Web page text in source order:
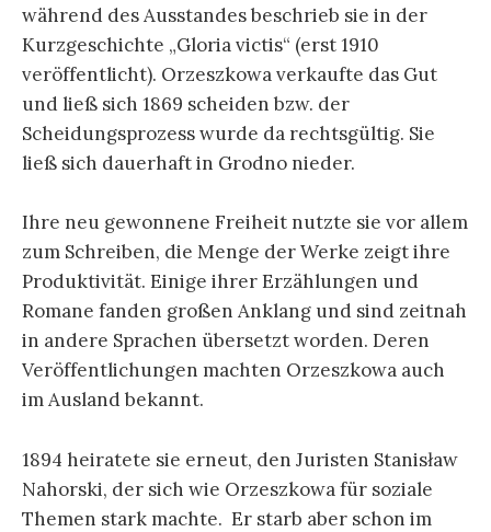
während des Ausstandes beschrieb sie in der
Kurzgeschichte „Gloria victis“ (erst 1910
veröffentlicht). Orzeszkowa verkaufte das Gut
und ließ sich 1869 scheiden bzw. der
Scheidungsprozess wurde da rechtsgültig. Sie
ließ sich dauerhaft in Grodno nieder.
Ihre neu gewonnene Freiheit nutzte sie vor allem
zum Schreiben, die Menge der Werke zeigt ihre
Produktivität. Einige ihrer Erzählungen und
Romane fanden großen Anklang und sind zeitnah
in andere Sprachen übersetzt worden. Deren
Veröffentlichungen machten Orzeszkowa auch
im Ausland bekannt.
1894 heiratete sie erneut, den Juristen Stanisław
Nahorski, der sich wie Orzeszkowa für soziale
Themen stark machte. Er starb aber schon im